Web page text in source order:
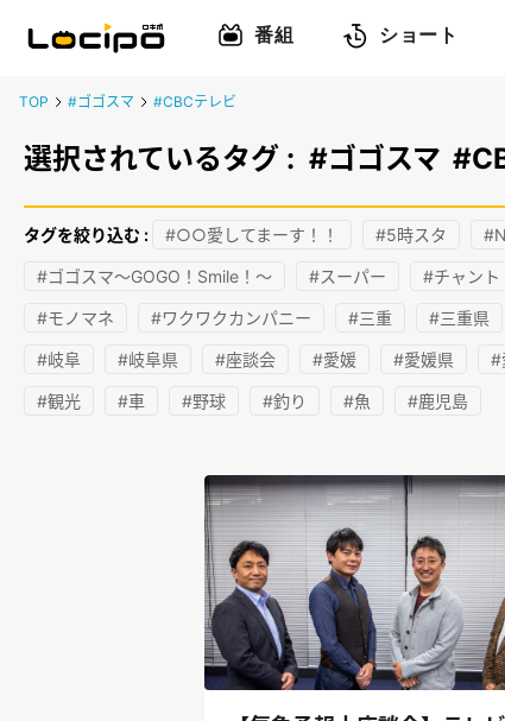
番組 ショート
TOP #ゴゴスマ #CBCテレビ
選択されているタグ : #ゴゴスマ
タグを絞り込む : #○○愛してまーす！！ #5時スタ
#ゴゴスマ～GOGO！Smile！～ #スーパー #チャント
#モノマネ #ワクワクカンパニー #三重 #三重県
#岐阜 #岐阜県 #座談会 #愛媛 #愛媛県 #
#観光 #車 #野球 #釣り #魚 #鹿児島